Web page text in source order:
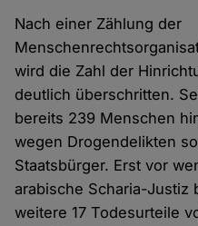
Nach einer Zählung der
wird die Zahl der
deutlich überschritten.
bereits 239 Menschen
wegen Drogendelikten
Staatsbürger. Erst vor
arabische Scharia-Justiz
weitere 17 Todesurteile